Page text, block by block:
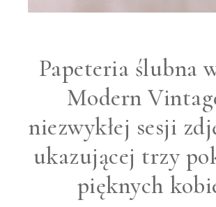
Papeteria ślubna
Modern
niezwykłej sesji
ukazującej trzy
pięknych